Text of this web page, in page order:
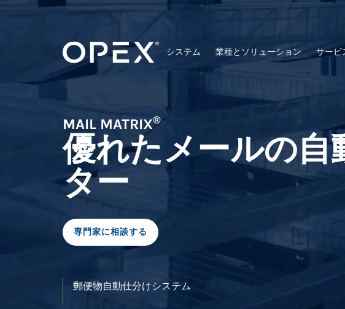
システム 業種とソリューション サービ
MAIL MATRIX®
優れたメールの自
ター
専門家に相談する
郵便物自動仕分けシステム